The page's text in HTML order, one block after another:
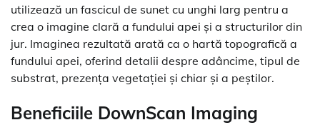
utilizează un fascicul de sunet cu unghi larg pentru a
crea o imagine clară a fundului apei și a structurilor din
jur. Imaginea rezultată arată ca o hartă topografică a
fundului apei, oferind detalii despre adâncime, tipul de
substrat, prezența vegetației și chiar și a peștilor.
Beneficiile DownScan Imaging